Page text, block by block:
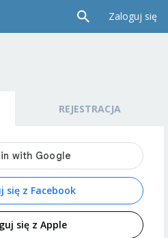
Zaloguj się
REJESTRACJA
się z Facebook
się z Apple